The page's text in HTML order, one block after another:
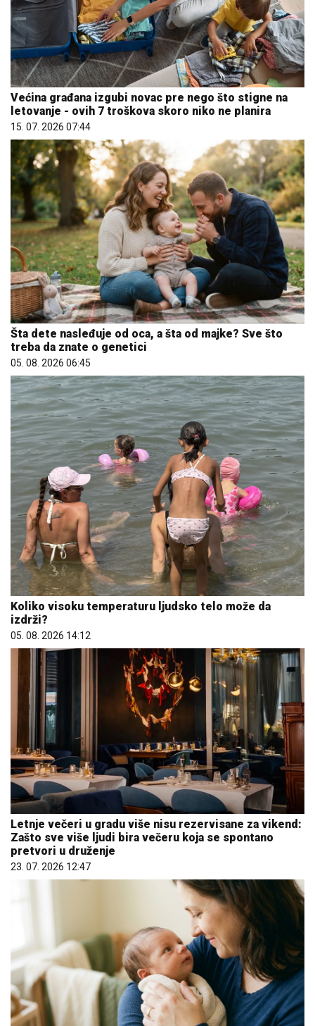
Većina građana izgubi novac pre nego što stigne na
letovanje - ovih 7 troškova skoro niko ne planira
15. 07. 2026 07:44
Šta dete nasleđuje od oca, a šta od majke? Sve što
treba da znate o genetici
05. 08. 2026 06:45
Koliko visoku temperaturu ljudsko telo može da
izdrži?
05. 08. 2026 14:12
Letnje večeri u gradu više nisu rezervisane za vikend:
Zašto sve više ljudi bira večeru koja se spontano
pretvori u druženje
23. 07. 2026 12:47